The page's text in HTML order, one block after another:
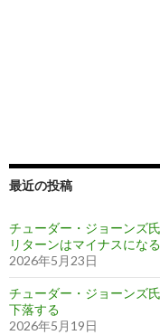
最近の投稿
チューダー・ジョーンズ
リターンはマイナスになる
2026年5月23日
チューダー・ジョーンズ
下落する
2026年5月19日